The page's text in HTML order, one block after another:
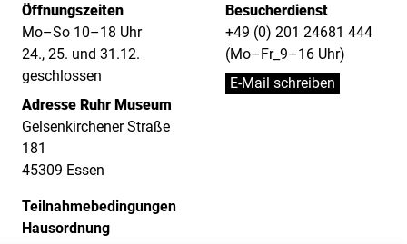
Öffnungszeiten
Mo–So 10–18 Uhr
24., 25. und 31.12.
geschlossen
Adresse Ruhr Museum
Gelsenkirchener Straße
181
45309 Essen
Besucherdienst
+49 (0) 201 24681 444
(Mo–Fr_9–16 Uhr)
E-Mail schreiben
Teilnahmebedingungen
Hausordnung